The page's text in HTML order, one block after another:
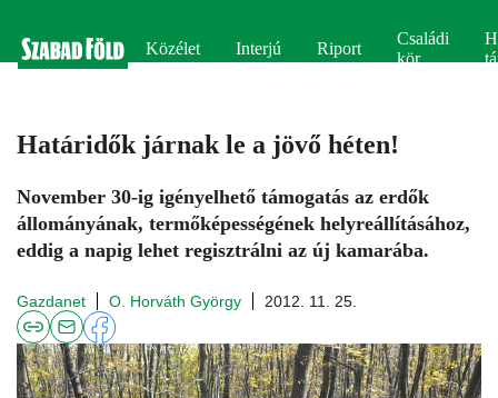
Közélet Interjú Riport
Családi
kör
Határidők járnak le a jövő héten!
November 30-ig igényelhető támogatás az erdők
állományának, termőképességének helyreállításához,
eddig a napig lehet regisztrálni az új kamarába.
Gazdanet O. Horváth György 2012. 11. 25.